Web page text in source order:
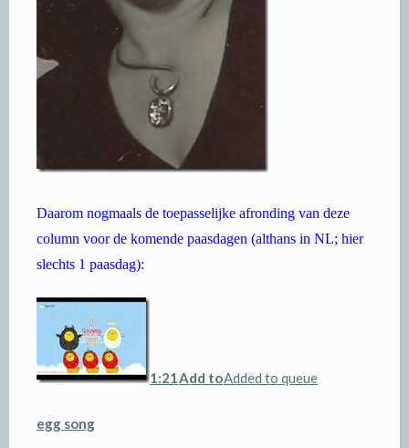
Daarom nogmaals de toepasselijke afronding van deze
column voor de komende paasdagen (althans in NL; hier
slechts 1 paasdag):
1:21Add toAdded to queue
egg song